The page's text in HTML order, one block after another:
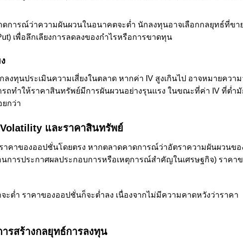
ดการณ์ว่าความผันผวนในอนาคตจะต่ำ นักลงทุนอาจเลือกกลยุทธ์ที่ขา
เพื่อลึกเลียงการลดลงของกำไรหรือการขาดทุน
ลงทุนประเมินความเสี่ยงในตลาด หากค่า IV สูงเกินไป อาจหมายความ
ถทำให้ราคาสินทรัพย์มีการผันผวนอย่างรุนแรง ในขณะที่ค่า IV ที่ต่ำมั
กว่า
และราคาสินทรัพย์
คาของออปชั่นโดยตรง หากตลาดคาดการณ์ว่าอัตราความผันผวนขอ
การประกาศผลประกอบการหรือเหตุการณ์สำคัญในเศรษฐกิจ) ราคา
ะต่ำ ราคาของออปชั่นก็จะต่ำลง เนื่องจากไม่มีความคาดหวังว่าราคา
รสร้างกลยุทธ์การลงทุน